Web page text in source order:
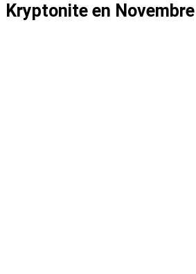
Kryptonite en Novembre